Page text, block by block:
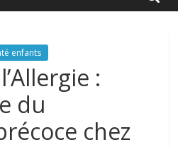
enfants
:
du
chez